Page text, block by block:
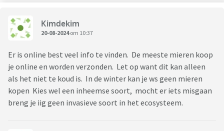
Kimdekim
20-08-2024om 10:37
Er is online best veel info te vinden. De meeste mieren koop
je online en worden verzonden. Let op want dit kan alleen
als het niet te koud is. In de winter kan je ws geen mieren
kopen Kies wel een inheemse soort, mocht er iets misgaan
breng je iig geen invasieve soort in het ecosysteem.